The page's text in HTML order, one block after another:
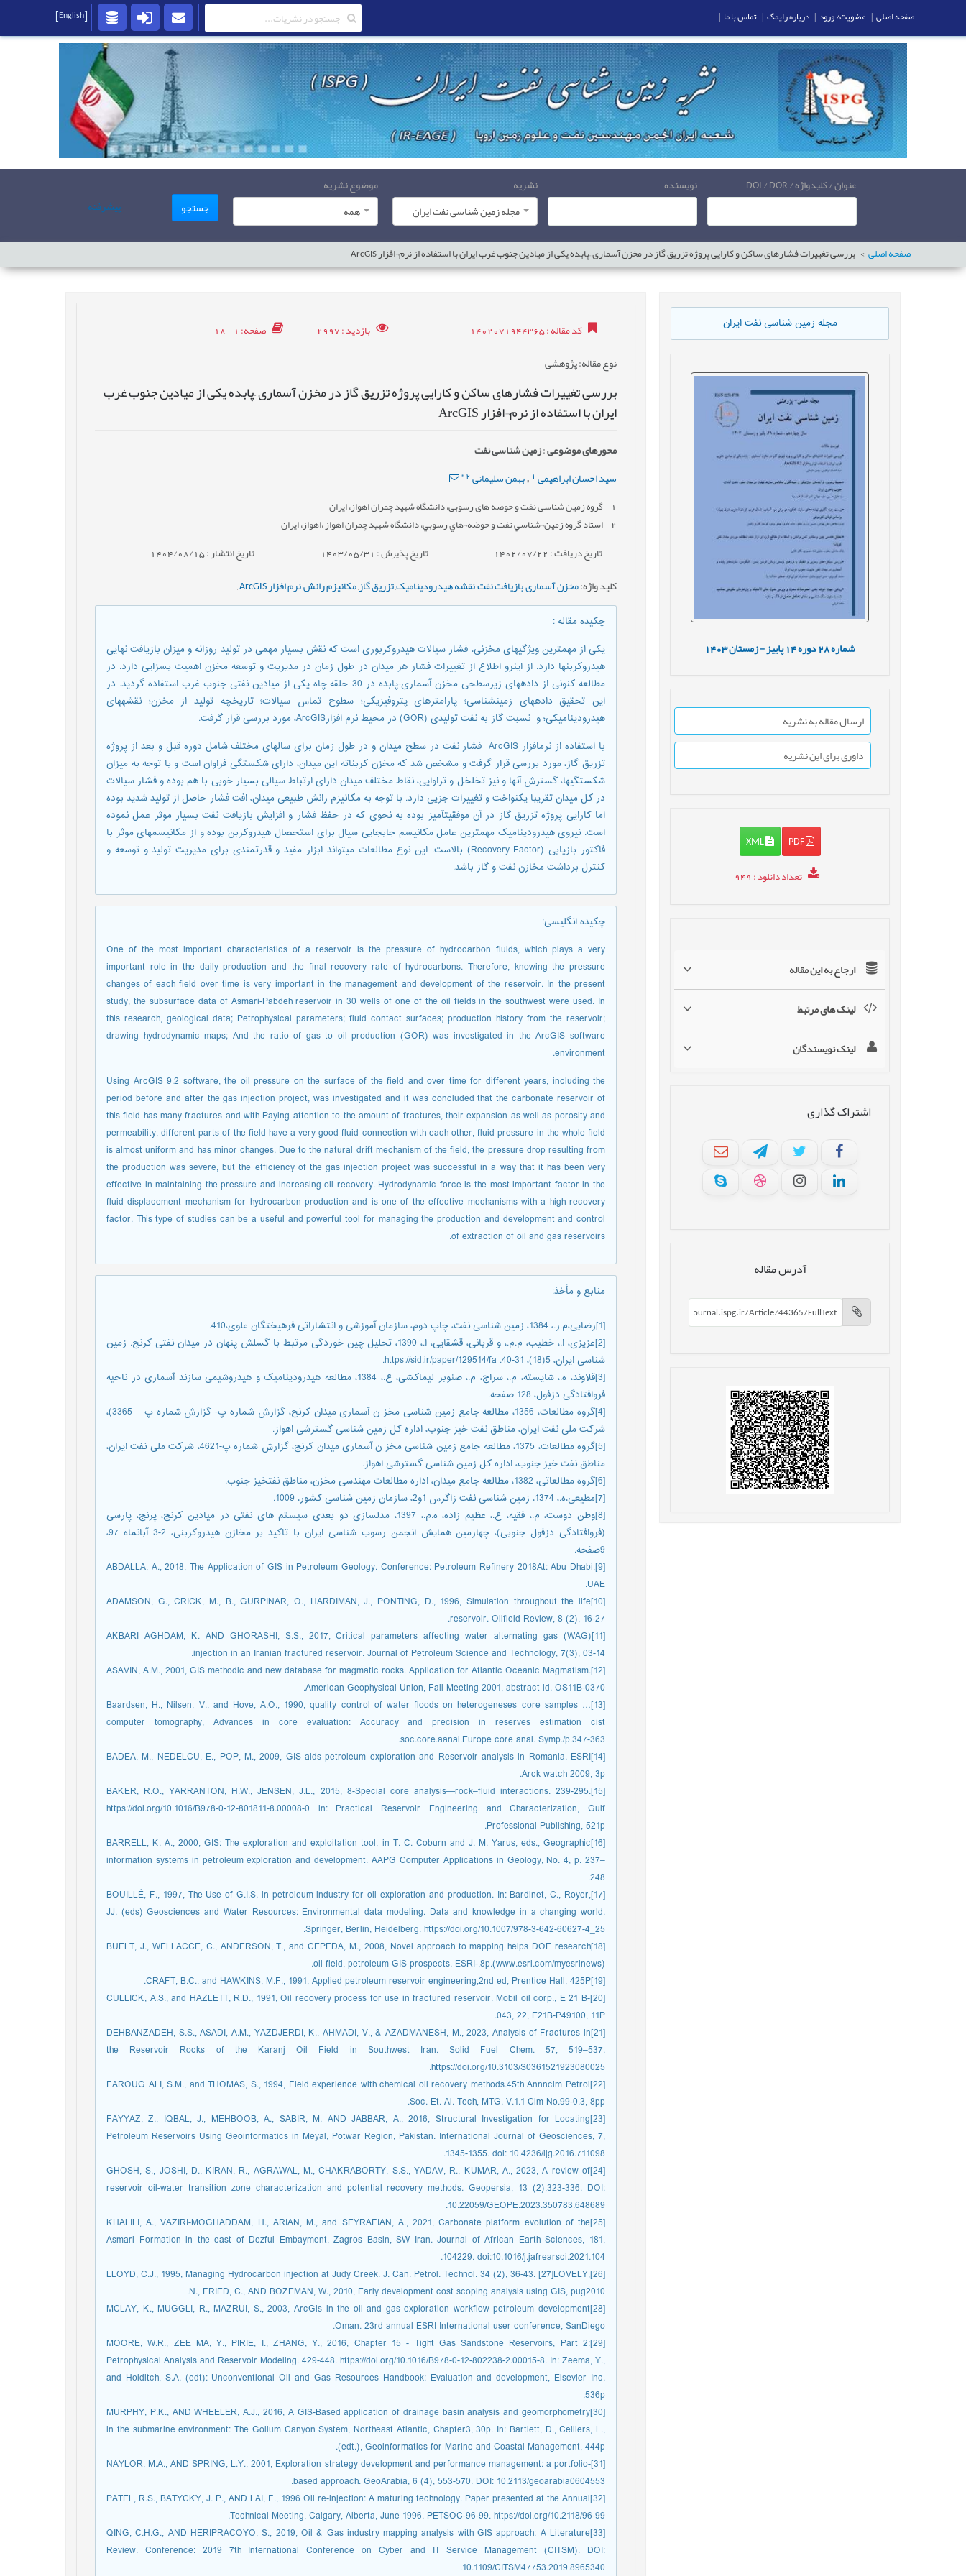
عنوان / کلیدواژه / DOI / DOR نویسنده
نشریه
مجله زمین شناسی نفت ایران
موضوع نشریه
همه
جستجو پیشرفته
صفحه اصلی بررسی تغییرات فشارهای ساکن و کارایی پروژه تزریق گاز در مخزن آسماری –پابده یکی از میادین جنوب غرب ایران با استفاده از نرم¬افزار ArcGIS
مجله زمین شناسی نفت ایران
شماره دوره پاییز - زمستان1403
ارسال مقاله به نشریه
داوری برای این نشریه
PDF
XML
تعداد دانلود: 949
ارجاع به این مقاله
لینک های مرتبط
لینک نویسندگان
اشتراک گذاری
آدرس مقاله
کد مقاله: 1402071944365 بازدید: 2997 صفحه: 1 - 18
نوع مقاله: پژوهشی
بررسی تغییرات فشارهای ساکن و کارایی پروژه تزریق گاز در مخزن آسماری –پابده یکی از میادین جنوب غرب
ایران با استفاده از نرم¬افزار ArcGIS
محورهای موضوعی:زمین شناسی نفت
سید احسان ابراهیمی 1
,بهمن سلیمانی2
*
1 - گروه زمین شناسی نفت و حوضه های رسوبی، دانشگاه شهید چمران اهواز، ایران
2- استاد گروه زمين¬شناسي نفت و حوضه¬هاي رسوبي، دانشگاه شهيد چمران اهواز ،اهواز، ایران
تاریخ دریافت : 1402/07/22 تاریخ پذیرش : 1403/05/31 تاریخ انتشار : 1404/08/15
کلید واژه:مخزن آسماری,بازیافت نفت,نقشه هیدرودینامیک,تزریق گاز,مکانیزم رانش,نرم افزار ArcGIS ,
چکیده مقاله:
یکی از مهمترین ویژگی­های مخزنی، فشار سیالات هیدروکربوری است که نقش بسیار مهمی در تولید روزانه و میزان بازیافت نهایی
هیدروکربن­ها دارد. از اینرو اطلاع از تغییرات فشار هر میدان در طول زمان در مدیریت و توسعه مخزن اهمیت بسزایی دارد. در
مطالعه کنونی از داده­های زیرسطحی مخزن آسماری-پابده در 30 حلقه چاه یکی از میادین نفتی جنوب غرب استفاده گردید. در
این تحقيق داده­های زمین­شناسی؛ پارامترهای پتروفیزیکی؛ سطوح تماس سیالات؛ تاریخچه تولید از مخزن؛ نقشه­های
هیدرودینامیکی؛ و نسبت گاز به نفت تولیدی (GOR) در محیط نرم افزارArcGIS، مورد بررسی قرار گرفت.
با استفاده از نرم­افزار ArcGIS فشار نفت در سطح میدان و در طول زمان برای سال­های مختلف شامل دوره قبل و بعد از پروژه
تزریق گاز، مورد بررسی قرار گرفت و مشخص شد که مخزن کربناته این میدان، دارای شکستگی فراوان است و با توجه به میزان
شکستگی­ها، گسترش آنها و نیز تخلخل و تراوایی، نقاط مختلف میدان دارای ارتباط سیالی بسیار خوبی با هم بوده و فشار سیالات
در کل میدان تقریبا یکنواخت و تغییرات جزیی دارد. با توجه به مکانیزم رانش طبیعی میدان، افت فشار حاصل از تولید شدید بوده
اما کارایی پروژه تزریق گاز در آن موفقیت­آمیز بوده به نحوی که در حفظ فشار و افزایش بازیافت نفت بسیار موثر عمل نموده
است. نیروی هیدرودینامیک مهمترین عامل مکانیسم جابجایی سیال برای استحصال هیدروکربن بوده و از مکانیسم­های موثر با
فاکتور بازیابی (Recovery Factor) بالاست. این نوع مطالعات می­تواند ابزار مفید و قدرتمندی برای مدیریت تولید و توسعه و
کنترل برداشت مخازن نفت و گاز باشد.
چکیده انگلیسی:
One of the most important characteristics of a reservoir is the pressure of hydrocarbon fluids, which plays a very
important role in the daily production and the final recovery rate of hydrocarbons. Therefore, knowing the pressure
changes of each field over time is very important in the management and development of the reservoir. In the present
study, the subsurface data of Asmari-Pabdeh reservoir in 30 wells of one of the oil fields in the southwest were used. In
this research, geological data; Petrophysical parameters; fluid contact surfaces; production history from the reservoir;
drawing hydrodynamic maps; And the ratio of gas to oil production (GOR) was investigated in the ArcGIS software
environment.
Using ArcGIS 9.2 software, the oil pressure on the surface of the field and over time for different years, including the
period before and after the gas injection project, was investigated and it was concluded that the carbonate reservoir of
this field has many fractures and with Paying attention to the amount of fractures, their expansion as well as porosity and
permeability, different parts of the field have a very good fluid connection with each other, fluid pressure in the whole field
is almost uniform and has minor changes. Due to the natural drift mechanism of the field, the pressure drop resulting from
the production was severe, but the efficiency of the gas injection project was successful in a way that it has been very
effective in maintaining the pressure and increasing oil recovery. Hydrodynamic force is the most important factor in the
fluid displacement mechanism for hydrocarbon production and is one of the effective mechanisms with a high recovery
factor. This type of studies can be a useful and powerful tool for managing the production and development and control
of extraction of oil and gas reservoirs.
منابع و مأخذ:
[1]رضایی،م.ر.، 1384، زمین شناسی نفت، چاپ دوم، سازمان آموزشی و انتشاراتی فرهیختگان علوی،410.
[2]عزیزی، ا.، خطیب، م.م.، و قربانی، قشقایی، ا.، 1390، تحلیل چین خوردگی مرتبط با گسلش پنهان در میدان نفتی کرنج. زمین
شناسی ایران، 5(18)، 31-40. https://sid.ir/paper/129514/fa.
[3]قلاوند، ه.، شایسته، م.، سراج، م.، صنوبر لیماکشی، ع.، 1384، مطالعه هیدرودینامیک و هیدروشیمی سازند آسماری در ناحیه
فروافتادگی دزفول، 128 صفحه.
[4]گروه مطالعات، 1356، مطالعه جامع زمین شناسی مخز ن آسماری میدان کرنج، گزارش شماره پ- گزارش شماره پ – 3365)،
شرکت ملی نفت ایران، مناطق نفت خیز جنوب، اداره کل زمین شناسی گسترشی اهواز.
[5]گروه مطالعات، 1375، مطالعه جامع زمین شناسی مخز ن آسماری میدان کرنج، گزارش شماره پ-4621، شرکت ملی نفت ایران،
مناطق نفت خیز جنوب، اداره کل زمین شناسی گسترشی اهواز.
[6]گروه مطالعاتی، 1382، مطالعه جامع میدان، اداره مطالعات مهندسی مخزن، مناطق نفتخیز جنوب.
[7]مطیعی،ه.، 1374، زمین شناسی نفت زاگرس 1و2، سازمان زمین شناسی کشور، 1009.
[8]وطن دوست، م.، فقیه، ع.، عظیم زاده، ه.م.، 1397، مدلسازی دو بعدی سیستم های نفتی در میادین کرنج، پرنج، پارسی
(فروافتادگی دزفول جنوبی)، چهارمین همایش انجمن رسوب شناسی ایران با تاکید بر مخازن هیدروکربنی، 2-3 آبانماه 97،
9صفحه.
[9]ABDALLA, A., 2018, The Application of GIS in Petroleum Geology. Conference: Petroleum Refinery 2018At: Abu Dhabi,
UAE.
[10]ADAMSON, G., CRICK, M., B., GURPINAR, O., HARDIMAN, J., PONTING, D., 1996, Simulation throughout the life
reservoir. Oilfield Review, 8 (2), 16-27.
[11]AKBARI AGHDAM, K. AND GHORASHI, S.S., 2017, Critical parameters affecting water alternating gas (WAG)
injection in an Iranian fractured reservoir. Journal of Petroleum Science and Technology, 7(3), 03-14.
[12]ASAVIN, A.M., 2001, GIS methodic and new database for magmatic rocks. Application for Atlantic Oceanic Magmatism.
American Geophysical Union, Fall Meeting 2001, abstract id. OS11B-0370.
[13]Baardsen, H., Nilsen, V., and Hove, A.O., 1990, quality control of water floods on heterogeneses core samples …
computer tomography, Advances in core evaluation: Accuracy and precision in reserves estimation cist
soc.core.aanal.Europe core anal. Symp./p.347-363.
[14]BADEA, M., NEDELCU, E., POP, M., 2009, GIS aids petroleum exploration and Reservoir analysis in Romania. ESRI
Arck watch 2009, 3p.
[15]BAKER, R.O., YARRANTON, H.W., JENSEN, J.L., 2015, 8-Special core analysis—rock–fluid interactions. 239-295.
https://doi.org/10.1016/B978-0-12-801811-8.00008-0 in: Practical Reservoir Engineering and Characterization, Gulf
Professional Publishing, 521p.
[16]BARRELL, K. A., 2000, GIS: The exploration and exploitation tool, in T. C. Coburn and J. M. Yarus, eds., Geographic
information systems in petroleum exploration and development. AAPG Computer Applications in Geology, No. 4, p. 237–
248.
[17]BOUILLÉ, F., 1997, The Use of G.I.S. in petroleum industry for oil exploration and production. In: Bardinet, C., Royer,
JJ. (eds) Geosciences and Water Resources: Environmental data modeling. Data and knowledge in a changing world.
Springer, Berlin, Heidelberg. https://doi.org/10.1007/978-3-642-60627-4_25.
[18]BUELT, J., WELLACCE, C., ANDERSON, T., and CEPEDA, M., 2008, Novel approach to mapping helps DOE research
oil field, petroleum GIS prospects. ESRI-,8p.(www.esri.com/myesrinews).
[19]CRAFT, B.C., and HAWKINS, M.F., 1991, Applied petroleum reservoir engineering,2nd ed, Prentice Hall, 425P.
[20]CULLICK, A.S., and HAZLETT, R.D., 1991, Oil recovery process for use in fractured reservoir. Mobil oil corp., E 21 B-
043, 22, E21B-P49100, 11P.
[21]DEHBANZADEH, S.S., ASADI, A.M., YAZDJERDI, K., AHMADI, V., & AZADMANESH, M., 2023, Analysis of Fractures in
the Reservoir Rocks of the Karanj Oil Field in Southwest Iran. Solid Fuel Chem. 57, 519–537.
https://doi.org/10.3103/S0361521923080025.
[22]FAROUG ALI, S.M., and THOMAS, S., 1994, Field experience with chemical oil recovery methods.45th Annncim Petrol
Soc. Et. Al. Tech, MTG. V.1.1 Cim No.99-0.3, 8pp.
[23]FAYYAZ, Z., IQBAL, J., MEHBOOB, A., SABIR, M. AND JABBAR, A., 2016, Structural Investigation for Locating
Petroleum Reservoirs Using Geoinformatics in Meyal, Potwar Region, Pakistan. International Journal of Geosciences, 7,
1345-1355. doi: 10.4236/ijg.2016.711098.
[24]GHOSH, S., JOSHI, D., KIRAN, R., AGRAWAL, M., CHAKRABORTY, S.S., YADAV, R., KUMAR, A., 2023, A review of
reservoir oil-water transition zone characterization and potential recovery methods. Geopersia, 13 (2),323-336. DOI:
10.22059/GEOPE.2023.350783.648689.
[25]KHALILI, A., VAZIRI-MOGHADDAM, H., ARIAN, M., and SEYRAFIAN, A., 2021, Carbonate platform evolution of the
Asmari Formation in the east of Dezful Embayment, Zagros Basin, SW Iran. Journal of African Earth Sciences, 181,
104229. doi:10.1016/j.jafrearsci.2021.104.
[26]LLOYD, C.J., 1995, Managing Hydrocarbon injection at Judy Creek. J. Can. Petrol. Technol. 34 (2), 36-43. [27]LOVELY,
N., FRIED, C., AND BOZEMAN, W., 2010, Early development cost scoping analysis using GIS, pug2010.
[28]MCLAY, K., MUGGLI, R., MAZRUI, S., 2003, ArcGis in the oil and gas exploration workflow petroleum development
Oman. 23rd annual ESRI International user conference, SanDiego.
[29]MOORE, W.R., ZEE MA, Y., PIRIE, I., ZHANG, Y., 2016, Chapter 15 - Tight Gas Sandstone Reservoirs, Part 2:
Petrophysical Analysis and Reservoir Modeling. 429-448. https://doi.org/10.1016/B978-0-12-802238-2.00015-8. In: Zeema, Y.,
and Holditch, S.A. (edt): Unconventional Oil and Gas Resources Handbook: Evaluation and development, Elsevier Inc.
536p.
[30]MURPHY, P.K., AND WHEELER, A.J., 2016, A GIS-Based application of drainage basin analysis and geomorphometry
in the submarine environment: The Gollum Canyon System, Northeast Atlantic, Chapter3, 30p. In: Bartlett, D., Celliers, L.,
(edt.), Geoinformatics for Marine and Coastal Management, 444p.
[31]NAYLOR, M.A., AND SPRING, L.Y., 2001, Exploration strategy development and performance management: a portfolio-
based approach. GeoArabia, 6 (4), 553-570. DOI: 10.2113/geoarabia0604553.
[32]PATEL, R.S., BATYCKY, J. P., AND LAI, F., 1996 Oil re-injection: A maturing technology. Paper presented at the Annual
Technical Meeting, Calgary, Alberta, June 1996. PETSOC-96-99. https://doi.org/10.2118/96-99.
[33]QING, C.H.G., AND HERIPRACOYO, S., 2019, Oil & Gas industry mapping analysis with GIS approach: A Literature
Review. Conference: 2019 7th International Conference on Cyber and IT Service Management (CITSM). DOI:
10.1109/CITSM47753.2019.8965340.
صفحه اصلی | عضویت/ ورود | درباره رایمگ | تماس با ما |
[English]